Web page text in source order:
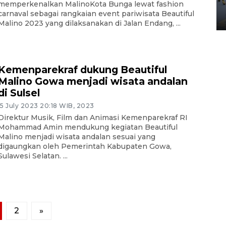
MalinoKota Bunga lewat fashion
sebagai rangkaian event pariwisata Beautiful
2023 yang dilaksanakan di Jalan Endang, ...
dukung Beautiful
Gowa menjadi wisata andalan
Sulsel
July 2023 20:18 WIB, 2023
Musik, Film dan Animasi Kemenparekraf RI
Amin mendukung kegiatan Beautiful
menjadi wisata andalan sesuai yang
oleh Pemerintah Kabupaten Gowa,
Selatan. ...
2 »
Yogyakarta
02 April 2026 12:51 WIB